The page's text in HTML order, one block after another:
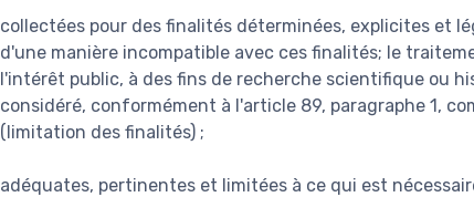
collectées pour des finalités déterminées, explicites et
d'une manière incompatible avec ces finalités; le
l'intérêt public, à des fins de recherche scientifique ou
considéré, conformément à l'article 89, paragraphe 1,
(limitation des finalités) ;
adéquates, pertinentes et limitées à ce qui est